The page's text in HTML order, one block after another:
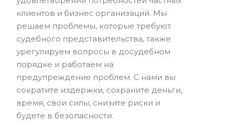
клиентов и бизнес организаций. Мы
решаем проблемы, которые требуют
судебного представительства, также
урегулируем вопросы в досудебном
порядке и работаем на
предупреждение проблем. С нами вы
сократите издержки, сохраните деньги,
время, свои силы, снизите риски и
будете в безопасности.